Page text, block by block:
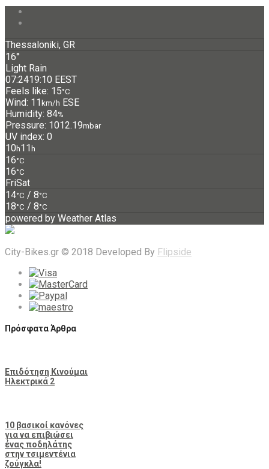
Thessaloniki, GR
16°
Light Rain
07:2419:10 EEST
Feels like: 15°C
Wind: 11km/h ESE
Humidity: 84%
Pressure: 1012.19mbar
UV index: 0
10h11h
16°C
16°C
FriSat
14°C / 8°C
18°C / 8°C
powered by Weather Atlas
City-Bikes.gr © 2018 Developed By Flipside
Πρόσφατα Άρθρα
Επιδότηση Κινούμαι
Ηλεκτρικά 2
10 βασικοί κανόνες
για να επιβιώσει
ένας ποδηλάτης
στην τσιμεντένια
ζούγκλα!